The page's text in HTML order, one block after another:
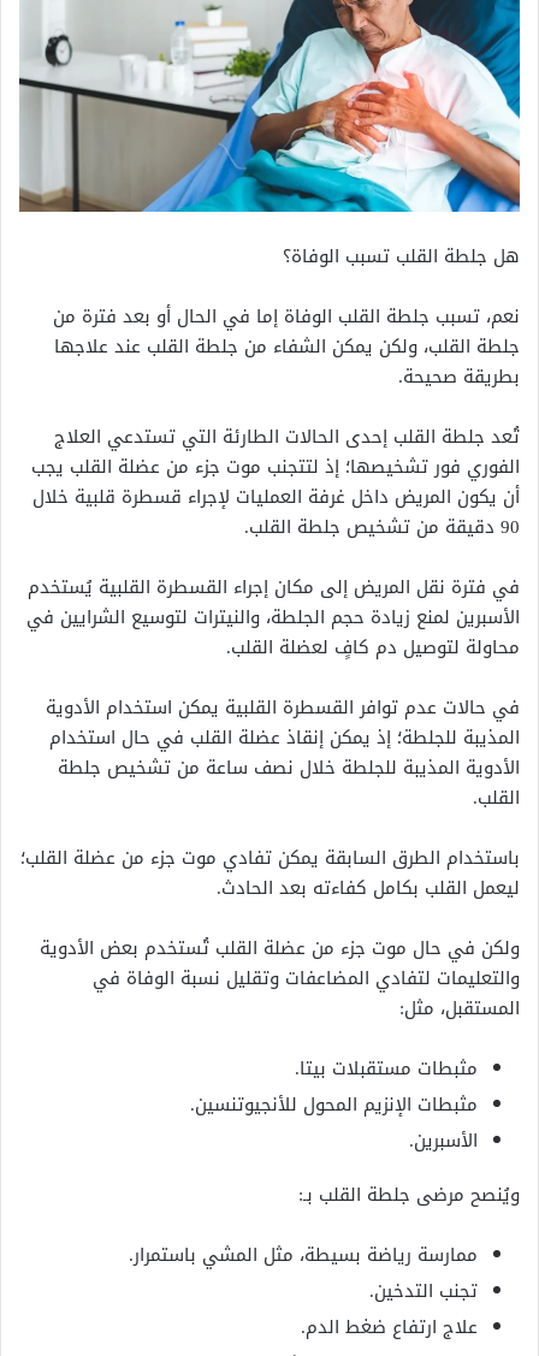
هل جلطة القلب تسبب الوفاة؟
نعم، تسبب جلطة القلب الوفاة إما في الحال أو بعد فترة من
جلطة القلب، ولكن يمكن الشفاء من جلطة القلب عند علاجها
بطريقة صحيحة.
تُعد جلطة القلب إحدى الحالات الطارئة التي تستدعي العلاج
الفوري فور تشخيصها؛ إذ لتتجنب موت جزء من عضلة القلب يجب
أن يكون المريض داخل غرفة العمليات لإجراء قسطرة قلبية خلال
90 دقيقة من تشخيص جلطة القلب.
في فترة نقل المريض إلى مكان إجراء القسطرة القلبية يُستخدم
الأسبرين لمنع زيادة حجم الجلطة، والنيترات لتوسيع الشرايين في
محاولة لتوصيل دم كافٍ لعضلة القلب.
في حالات عدم توافر القسطرة القلبية يمكن استخدام الأدوية
المذيبة للجلطة؛ إذ يمكن إنقاذ عضلة القلب في حال استخدام
الأدوية المذيبة للجلطة خلال نصف ساعة من تشخيص جلطة
القلب.
باستخدام الطرق السابقة يمكن تفادي موت جزء من عضلة القلب؛
ليعمل القلب بكامل كفاءته بعد الحادث.
ولكن في حال موت جزء من عضلة القلب تُستخدم بعض الأدوية
والتعليمات لتفادي المضاعفات وتقليل نسبة الوفاة في
المستقبل، مثل:
مثبطات مستقبلات بيتا.
مثبطات الإنزيم المحول للأنجيوتنسين.
الأسبرين.
ويُنصح مرضى جلطة القلب بـ:
ممارسة رياضة بسيطة، مثل المشي باستمرار.
تجنب التدخين.
علاج ارتفاع ضغط الدم.